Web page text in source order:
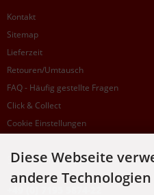
Kontakt
Sitemap
Lieferzeit
Retouren/Umtausch
FAQ - Häufig gestellte Fragen
Click & Collect
Cookie Einstellungen
SUPPORTHOTLINE
Diese Webseite
andere Technologien